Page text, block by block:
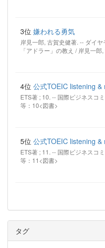
3位 嫌われる勇気
岸見一郎, 古賀史健著. -- ダイ
「アドラー」の教え / 岸見一
4位 公式TOEIC listening
ETS著 ; 10. -- 国際ビジネスコ
等：10<図書>
5位 公式TOEIC listening
ETS著 ; 11. -- 国際ビジネスコ
等：11<図書>
タグ